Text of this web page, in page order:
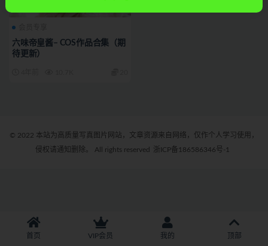
六味帝皇酱– COS作品合集（期
待更新）
© 2022 本站为高质量写真图片网站，文章资源来自网络，仅作个人学习使用，
侵权请通知删除。 All rights reserved
浙ICP备186586346号-1
首页 VIP会员 我的 顶部